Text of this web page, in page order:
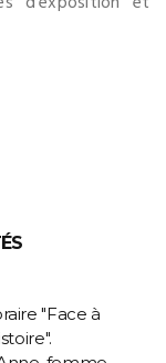
"Face à